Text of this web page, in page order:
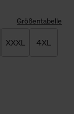
Größentabelle
XXXL 4XL